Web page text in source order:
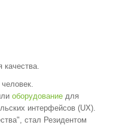
оборудование для
интерфейсов (UX).
стал Резидентом